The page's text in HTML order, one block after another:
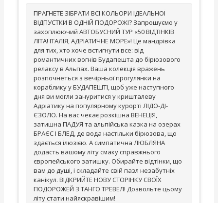
ПРАГНЕТЕ ЗІБРАТИ ВСІ КОЛЬОРИ ІДЕАЛЬНОЇ
ВІДПУСТКИ В ОДНІЙ ПОДОРОЖІ? Запрошуємо у
захоплюючий АВТОБУСНИЙ ТУР «50 ВІДТІНКІВ
ЛІТА! ІТАЛІЯ, АДРІАТИЧНЕ МОРЕ»! Це мандрівка
для тих, хто хоче встигнути все: від
романтичних вогнів Будапешта до бірюзового
релаксу в Альпах. Ваша колекція вражень
розпочнеться з вечірньої прогулянки на
кораблику у БУДАПЕШТІ, щоб уже наступного
дня ви могли зануритися у кришталеву
Адріатику на популярному курорті ЛІДО-ДІ-
ЄЗОЛО. На вас чекає розкішна ВЕНЕЦІЯ,
затишна ПАДУЯ та альпійська казка на озерах
БРАЄС І БЛЕД, де вода настільки бірюзова, що
здається ілюзією. А симпатична ЛЮБЛЯНА
додасть вашому літу смаку справжнього
європейського затишку. Обирайте відтінки, що
вам до душі, і складайте свій пазл незабутніх
канікул. ВІДКРИЙТЕ НОВУ СТОРІНКУ СВОЇХ
ПОДОРОЖЕЙ З ТАНГО ТРЕВЕЛ! Дозвольте цьому
літу стати найяскравішим!